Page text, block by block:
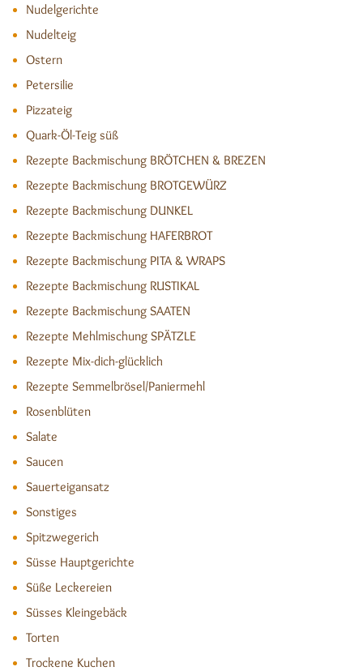
Nudelgerichte
Nudelteig
Ostern
Petersilie
Pizzateig
Quark-Öl-Teig süß
Rezepte Backmischung BRÖTCHEN & BREZEN
Rezepte Backmischung BROTGEWÜRZ
Rezepte Backmischung DUNKEL
Rezepte Backmischung HAFERBROT
Rezepte Backmischung PITA & WRAPS
Rezepte Backmischung RUSTIKAL
Rezepte Backmischung SAATEN
Rezepte Mehlmischung SPÄTZLE
Rezepte Mix-dich-glücklich
Rezepte Semmelbrösel/Paniermehl
Rosenblüten
Salate
Saucen
Sauerteigansatz
Sonstiges
Spitzwegerich
Süsse Hauptgerichte
Süße Leckereien
Süsses Kleingebäck
Torten
Trockene Kuchen